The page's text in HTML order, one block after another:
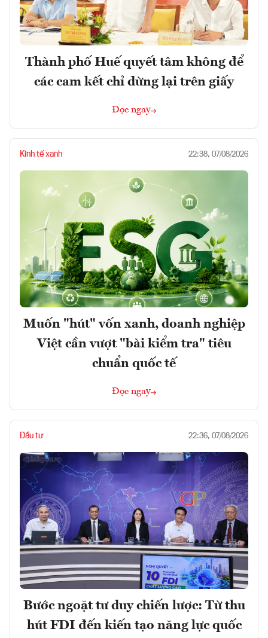
Thành phố Huế quyết tâm không để
các cam kết chỉ dừng lại trên giấy
Đọc ngay
Kinh tế xanh 22:38, 07/08/2026
Muốn "hút" vốn xanh, doanh nghiệp
Việt cần vượt "bài kiểm tra" tiêu
chuẩn quốc tế
Đọc ngay
Đầu tư 22:36, 07/08/2026
Bước ngoặt tư duy chiến lược: Từ thu
hút FDI đến kiến tạo năng lực quốc